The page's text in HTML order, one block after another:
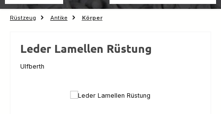
Rüstzeug Antike Körper
Leder Lamellen Rüstung
Ulfberth
Bildergalerie überspringen